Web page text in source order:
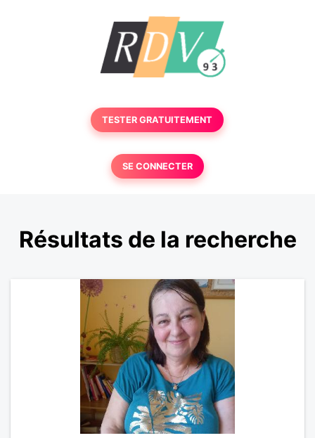
TESTER GRATUITEMENT
SE CONNECTER
Résultats de la recherche